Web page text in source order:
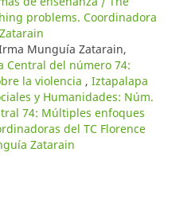
problems. Coordinadora
Munguía Zatarain,
Central del número 74:
la violencia , Iztapalapa
y Humanidades: Núm.
74: Múltiples enfoques
del TC Florence
Zatarain